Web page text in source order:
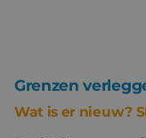
Grenzen
Wat is er nieuw?